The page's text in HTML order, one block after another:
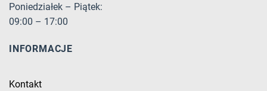
Poniedziałek – Piątek:
09:00 – 17:00
INFORMACJE
Kontakt